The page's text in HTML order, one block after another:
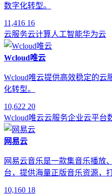
数字化转型。
11,416 16
云服务云计算人工智能华为云
Wcloud唯云
Wcloud唯云提供高效稳定的云
化转型。
10,622 20
Wcloud唯云云服务企业云平台
网易云
网易云音乐是一款集音乐播放
台，提供海量正版音乐资源，
10,160 18